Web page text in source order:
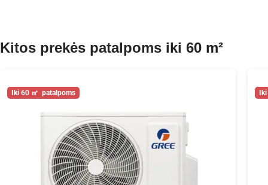
Kitos prekės patalpoms iki 60 m²
60